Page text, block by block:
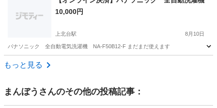
10,000円
上北台駅 8月10日
パナソニック 全自動電気洗濯機 NA-F50B12-F まだまだ使えます
東京 東大和市
もっと見る
まんぼう さんのその他の投稿記事：